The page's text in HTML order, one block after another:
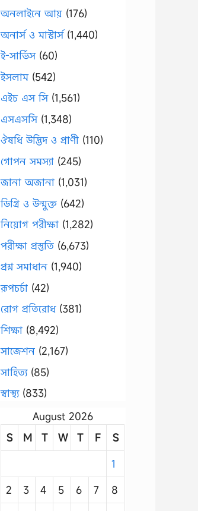
অনলাইনে আয় (176)
অনার্স ও মাস্টার্স(1,440)
ই-সার্ভিস(60)
ইসলাম(542)
এইচ এস সি(1,561)
এসএসসি(1,348)
ঔষধি উদ্ভিদ ও প্রাণী (110)
গোপন সমস্যা (245)
জানা অজানা (1,031)
ডিগ্রি ও উন্মুক্ত (642)
নিয়োগ পরীক্ষা (1,282)
পরীক্ষা প্রস্তুতি (6,673)
প্রশ্ন সমাধান (1,940)
রূপচর্চা (42)
রোগ প্রতিরোধ(381)
শিক্ষা (8,492)
সাজেশন (2,167)
সাহিত্য(85)
স্বাস্থ্য(833)
August 2026
S
M T W T F
S
1
2
3 4 5 6 7
8